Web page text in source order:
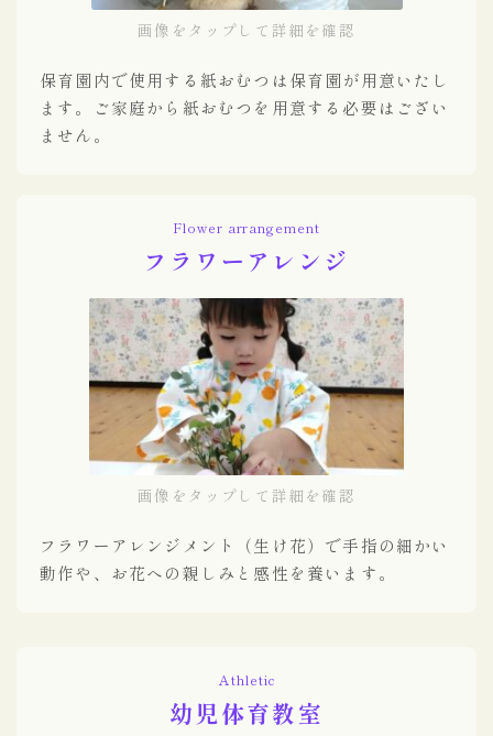
画像をタップして詳細を確認
保育園内で使用する紙おむつは保育園が用意いたし
ます。ご家庭から紙おむつを用意する必要はござい
ません。
Flower arrangement
フラワーアレンジ
画像をタップして詳細を確認
フラワーアレンジメント（生け花）で手指の細かい
動作や、お花への親しみと感性を養います。
Ａthletic
幼児体育教室